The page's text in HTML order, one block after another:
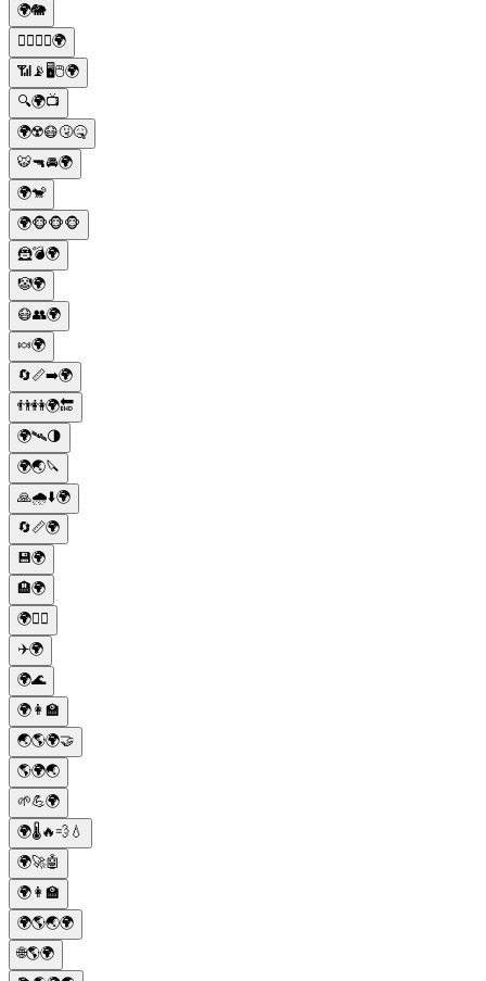
🌍🐘
👆🏻👇🏻🌍
📶📡🖥🖱🌍
🔍🌍📺
🌍☢️😷🤧🤒
🐯🔫🚘🌍
🌍🐒
🌍🐵🐵🐵
🦹💣🌍
🤡🌍
😷👥🌍
🍬🌍
🔄📏➡️🌍
👬👭🌍🔚
🌍🛰🌗
🌍🌏🔪
🙏🌧⬇️🌍
🔄📏🌍
💾🌍
🏨🌍
🌍✌🏻
✈️🌍
🌍🌊
🌍👩‍🏫
🌏🌎🌍🤝
🌎🌍🌏
🌱💪🌍
🌍🌡️🔥💨💧
🌍🚀🤖
🌍👩‍🏫
🌍🌎🌏🌍
🌐🌎🌍